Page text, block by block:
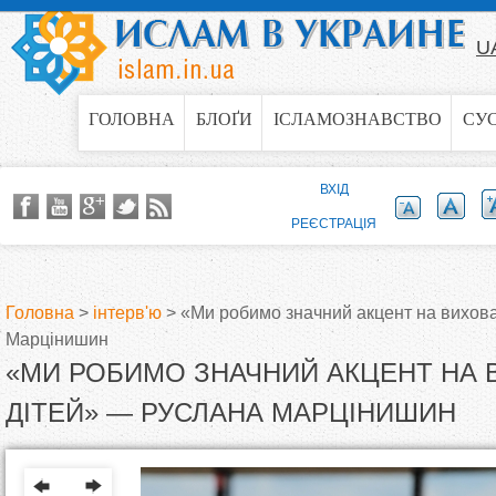
Jump to navigation
ГОЛОВНА БЛОҐИ ІСЛАМОЗНАВСТВО
В
и
є
Головна > інтерв'ю > «Ми робимо значний акцент на
Марцінишин
«МИ РОБИМО ЗНАЧНИЙ АКЦЕНТ НА
ДІТЕЙ» — РУСЛАНА МАРЦІНИШИН
ВХІД
РЕЄСТРАЦІЯ